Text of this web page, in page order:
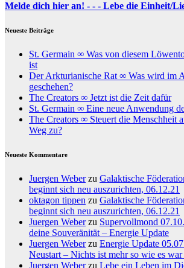
Melde dich hier an! - - - Lebe die Einheit/
Neueste Beiträge
St. Germain ∞ Was von diesem
ist
Der Arkturianische Rat ∞ Was wird im
geschehen?
The Creators ∞ Jetzt ist die Zeit dafür
St. Germain ∞ Eine neue Anwendung
The Creators ∞ Steuert die Menschheit
Weg zu?
Neueste Kommentare
Juergen Weberzu Galaktische
beginnt sich neu auszurichten, 06.12.21
oktagon tippen zu Galaktische
beginnt sich neu auszurichten, 06.12.21
Juergen Weberzu Supervollmond
deine Souveränität – Energie Update
Juergen Weberzu Energie Update
Neustart – Nichts ist mehr so wie es
Juergen Weberzu Lebe ein Leben im